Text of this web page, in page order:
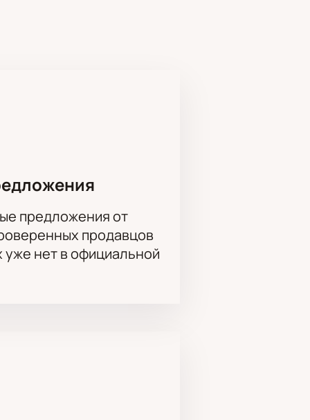
города.
зала. Здесь доступно
схеме. Электронный билет
показов можно на нашем
предложения от
продавцов
нет в официальной